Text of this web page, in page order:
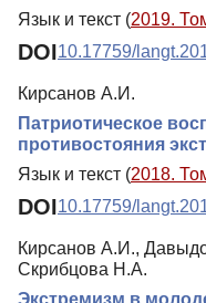
Язык и текст (2019.
DOI10.17759/
Кирсанов А.И.
Патриотическое
противостояния
Язык и текст (2018.
DOI10.17759/
Кирсанов А.И.,
Скрибцова Н.А.
Экстремизм в